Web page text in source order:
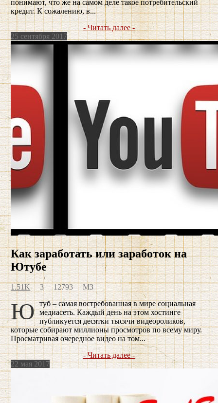
понимают, что же на самом деле такое потребительский
кредит. К сожалению, в...
- Читать далее -
25 сентября 2017
Как заработать или заработок на
Ютубе
1.51K 312793МЗ
Ютуб – самая востребованная в мире социальная медиасеть. Каждый день на этом хостинге
публикуется десятки тысячи видеороликов,
которые собирают миллионы просмотров по всему миру.
Просматривая очередное видео на том...
- Читать далее -
22 мая 2017